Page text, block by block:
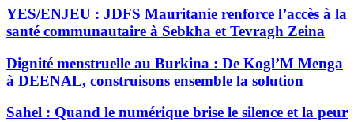
YES/ENJEU : JDFS Mauritanie renforce l’accès à la
santé communautaire à Sebkha et Tevragh Zeina
Dignité menstruelle au Burkina : De Kogl’M Menga
à DEENAL, construisons ensemble la solution
Sahel : Quand le numérique brise le silence et la peur